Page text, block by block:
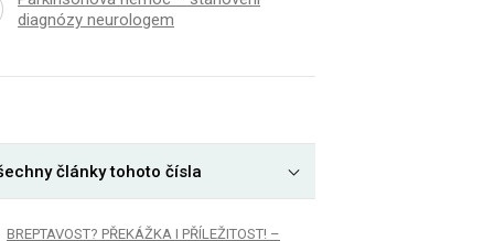
diagnózy neurologem
články tohoto čísla
BREPTAVOST? PŘEKÁŽKA I PŘÍLEŽITOST! –